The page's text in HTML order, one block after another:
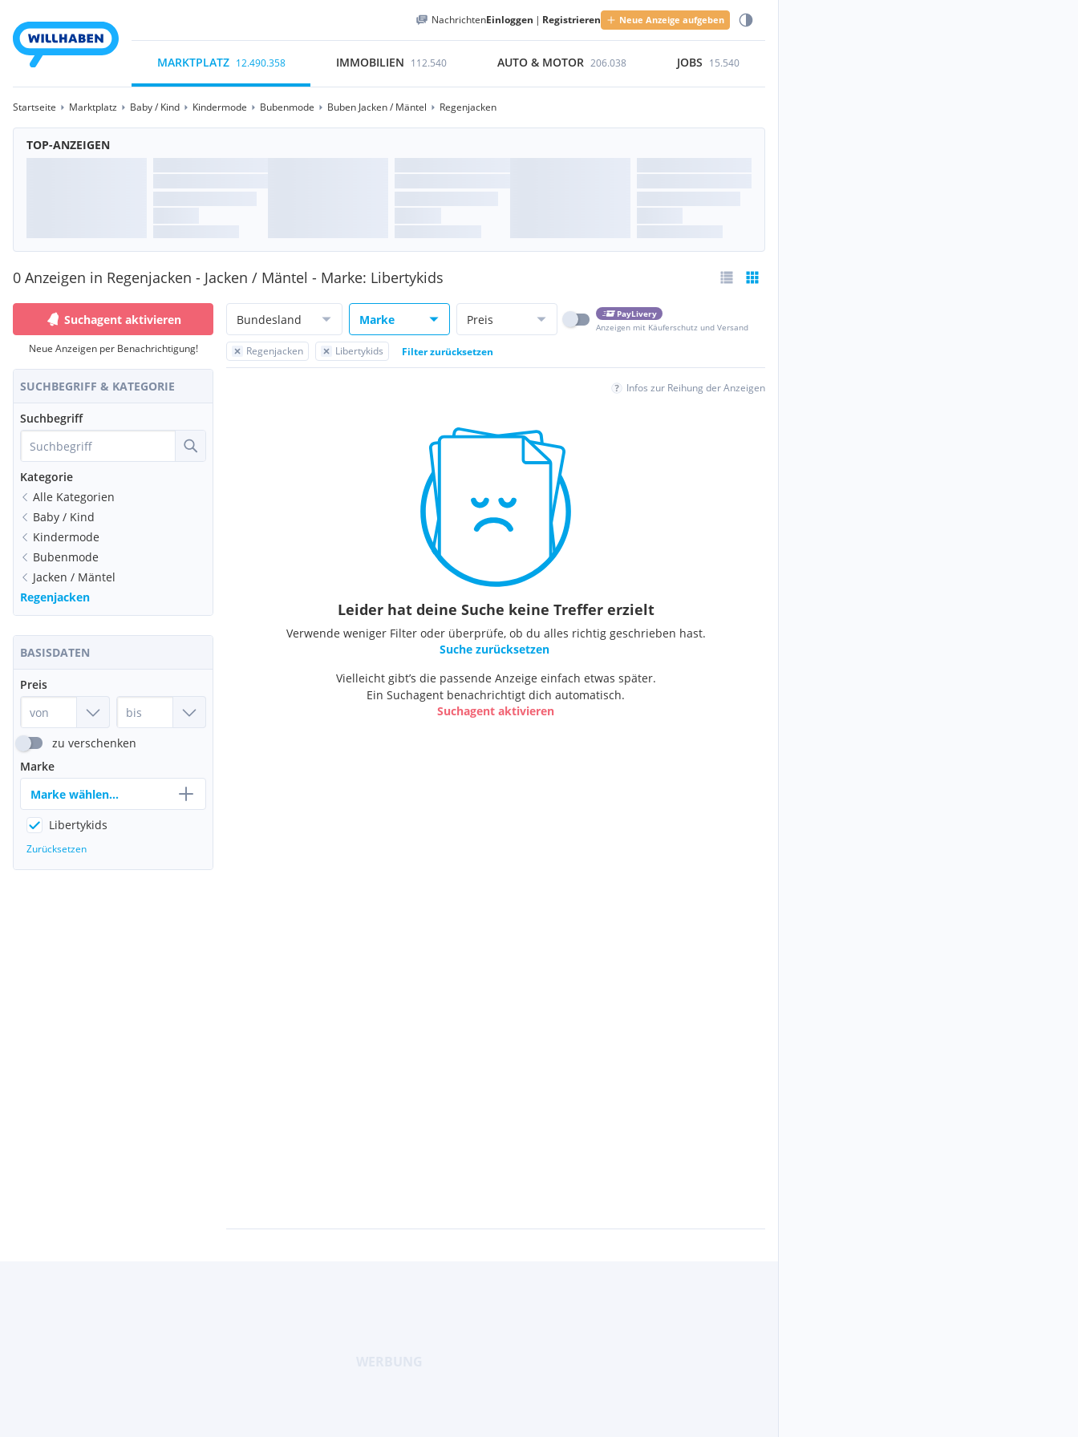
NachrichtenEinloggen | Registrieren Neue Anzeige aufgeben
MARKTPLATZ 12.490.358 IMMOBILIEN 112.540 AUTO & MOTOR 206.038 JOBS 15.540
Startseite Marktplatz Baby / Kind Kindermode Bubenmode Buben Jacken / Mäntel Regenjacken
TOP-ANZEIGEN
0 Anzeigen in Regenjacken - Jacken / Mäntel - Marke: Libertykids
Suchagent aktivieren
Neue Anzeigen per Benachrichtigung!
SUCHBEGRIFF & KATEGORIE
Suchbegriff
Kategorie
Alle Kategorien
Baby / Kind
Kindermode
Bubenmode
Jacken / Mäntel
Regenjacken
BASISDATEN
Preis
zu verschenken
Marke
Marke wählen...
Libertykids
Zurücksetzen
Bundesland Marke Preis
PayLivery
Anzeigen mit Käuferschutz und Versand
Regenjacken Libertykids Filter zurücksetzen
Infos zur Reihung der Anzeigen
Leider hat deine Suche keine Treffer erzielt
Verwende weniger Filter oder überprüfe, ob du alles richtig geschrieben hast.
Suche zurücksetzen
Vielleicht gibt’s die passende Anzeige einfach etwas später.
Ein Suchagent benachrichtigt dich automatisch.
Suchagent aktivieren